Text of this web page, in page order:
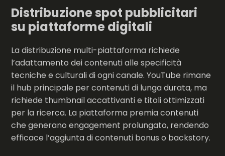
Distribuzione spot pubblicitari
su piattaforme digitali
La distribuzione multi-piattaforma richiede
l’adattamento dei contenuti alle specificità
tecniche e culturali di ogni canale. YouTube rimane
il hub principale per contenuti di lunga durata, ma
richiede thumbnail accattivanti e titoli ottimizzati
per la ricerca. La piattaforma premia contenuti
che generano engagement prolungato, rendendo
efficace l’aggiunta di contenuti bonus o backstory.